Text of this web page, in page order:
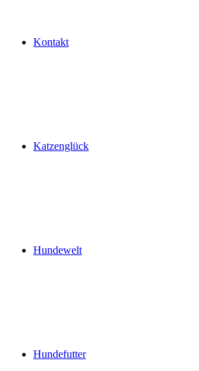
Kontakt
Katzenglück
Hundewelt
Hundefutter